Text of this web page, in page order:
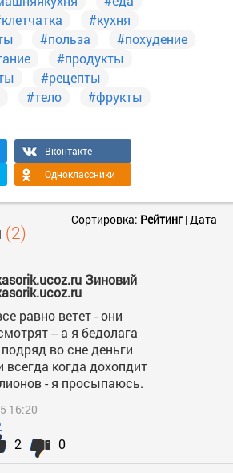
#кухня
#польза
#похудение
#продукты
#рецепты
#тело #фрукты
Вконтакте
Одноклассники
(2)
Сортировка: Рейтинг| Дата
Зиновий
равно ветет - они
-- а я бедолага
во сне деньги
всегда когда дохопдит
- я просыпаюсь.
16:20
0
2